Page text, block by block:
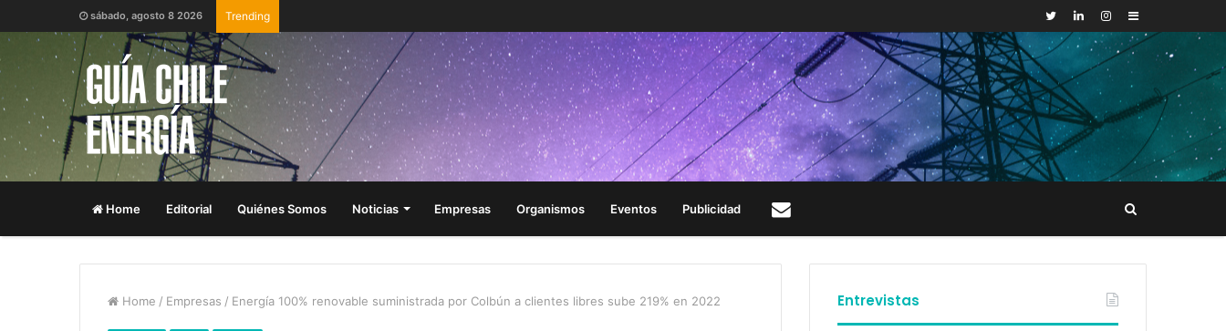
sábado, agosto 8 2026 Trending Sidebar
Home Editorial Quiénes Somos Noticias Empresas Organismos Eventos Publicidad
Home / Empresas / Energía 100% renovable suministrada por Colbún a clientes libres sube 219% en 2022 Entrevistas